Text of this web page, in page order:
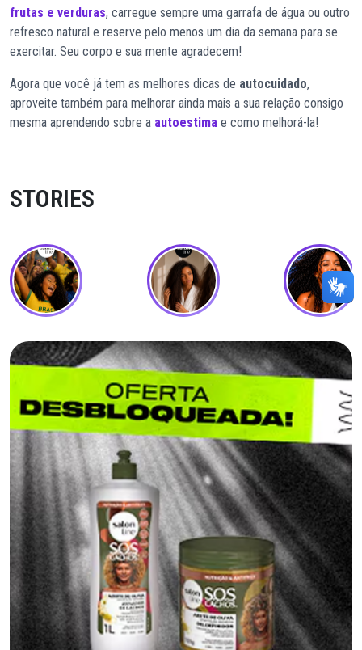
frutas e verduras, carregue sempre uma garrafa de água ou outro
refresco natural e reserve pelo menos um dia da semana para se
exercitar. Seu corpo e sua mente agradecem!
Agora que você já tem as melhores dicas de autocuidado,
aproveite também para melhorar ainda mais a sua relação consigo
mesma aprendendo sobre a autoestima e como melhorá-la!
STORIES